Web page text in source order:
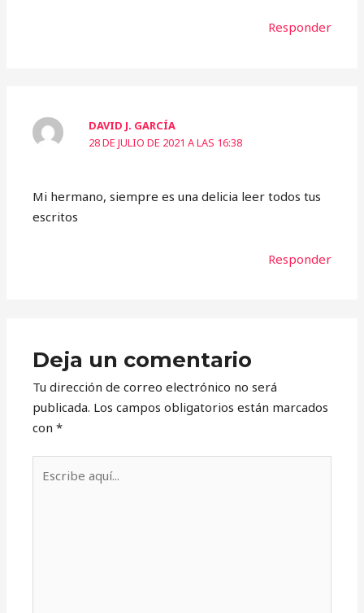
Responder
DAVID J. GARCÍA
28 DE JULIO DE 2021 A LAS 16:38
Mi hermano, siempre es una delicia leer todos tus
escritos
Responder
Deja un comentario
Tu dirección de correo electrónico no será
publicada. Los campos obligatorios están marcados
con*
aquí...